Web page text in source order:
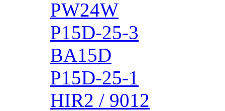
PW24W
P15D-25-3
BA15D
P15D-25-1
HIR2 / 9012